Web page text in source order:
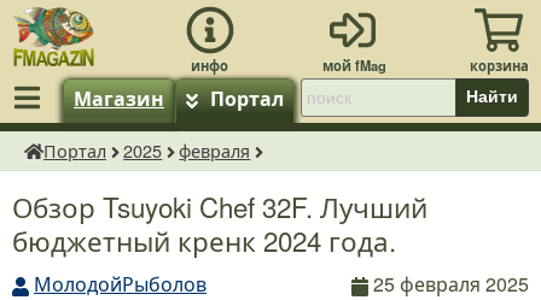
Магазин Портал Найти
fMagazin.ru
Портал 2025 февраля
Обзор Tsuyoki Chef 32F. Лучший
бюджетный кренк 2024 года.
МолодойРыболов
25 февраля 2025